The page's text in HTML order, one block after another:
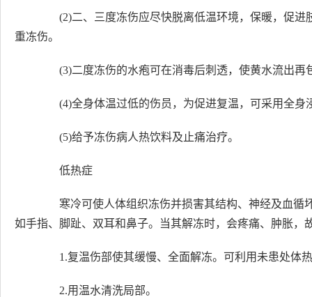
(2)二、三度冻伤应尽快脱离低温环境，保暖，促进
重冻伤。
(3)二度冻伤的水疱可在消毒后刺透，使黄水流出再
(4)全身体温过低的伤员，为促进复温，可采用全身
(5)给予冻伤病人热饮料及止痛治疗。
低热症
寒冷可使人体组织冻伤并损害其结构、神经及血循
如手指、脚趾、双耳和鼻子。当其解冻时，会疼痛、肿胀，
1.复温伤部使其缓慢、全面解冻。可利用未患处体
2.用温水清洗局部。